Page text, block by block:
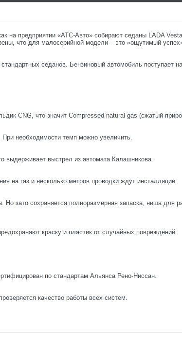
на предприятии «АТС-Авто» собирают седаны LADA
что для малосерийной модели – это «ощутимый
седанов. Бензиновый автомобиль поступает
CNG, что значит Compressed natural gas (сжатый
необходимости темп можно увеличить.
выдерживает выстрел из автомата Калашникова.
на газ и несколько метров проводки ждут инсталляции.
Но зато сохраняется полноразмерная запаска, ниша
краску и пластик от случайных повреждений.
по стандартам Альянса Рено-Ниссан.
качество работы всех систем.